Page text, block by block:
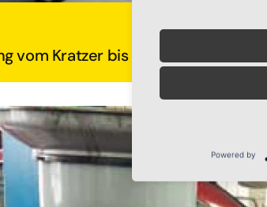
vom Kratzer bis zum Großschaden
Powered by